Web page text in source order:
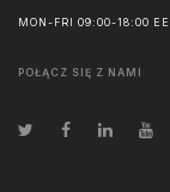
MON-FRI 09:00-18:00
POŁĄCZ SIĘ Z NAMI